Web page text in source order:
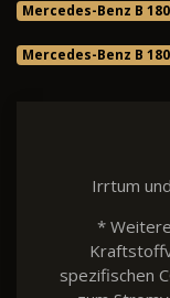
Mercedes-Benz B
Mercedes-Benz B
Irrtum
*
spezifischen